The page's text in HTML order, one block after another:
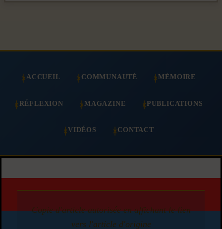
ACCUEIL COMMUNAUTÉ MÉMOIRE
RÉFLEXION MAGAZINE PUBLICATIONS
VIDÉOS CONTACT
Copie d'article autorisée en affichant le lien
vers l'article d'origine